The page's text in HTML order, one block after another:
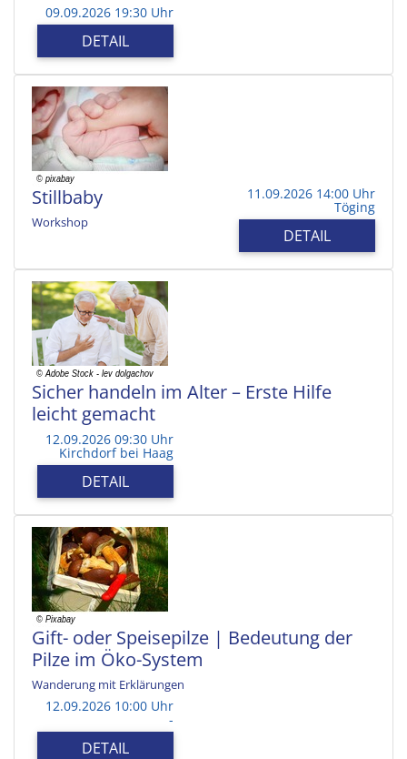
09.09.2026 19:30 Uhr
DETAIL
Stillbaby
Workshop
11.09.2026 14:00 Uhr
Töging
DETAIL
Sicher handeln im Alter – Erste Hilfe
leicht gemacht
12.09.2026 09:30 Uhr
Kirchdorf bei Haag
DETAIL
Gift- oder Speisepilze | Bedeutung der
Pilze im Öko-System
Wanderung mit Erklärungen
12.09.2026 10:00 Uhr
-
DETAIL